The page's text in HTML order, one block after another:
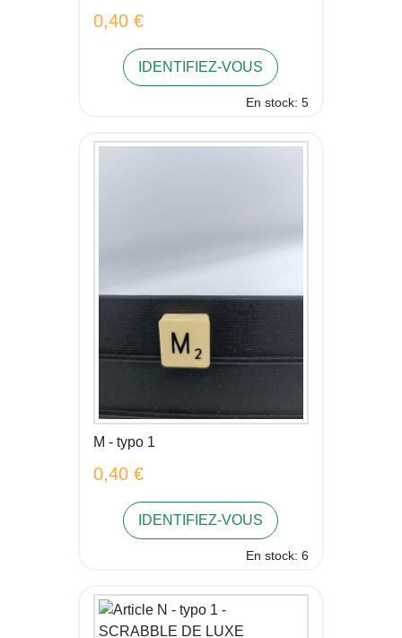
0,40 €
IDENTIFIEZ-VOUS
En stock: 5
M - typo 1
0,40 €
IDENTIFIEZ-VOUS
En stock: 6